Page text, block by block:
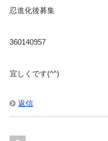
忍進化後募集
360140957
宜しくです(^^)
返信